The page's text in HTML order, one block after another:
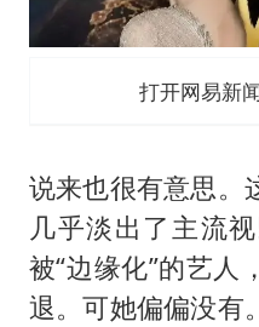
打开网易新
说来也很有意思。
几乎淡出了主流
被“边缘化”的艺人
退。可她偏偏没有